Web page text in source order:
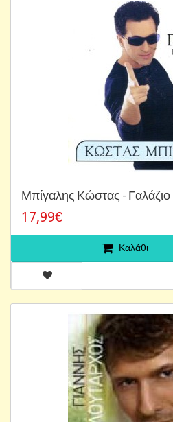
Μπίγαλης Κώστας - Γαλάζιο
17,99€
Καλάθι